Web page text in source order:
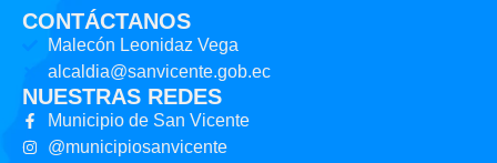
CONTÁCTANOS
Malecón Leonidaz Vega
alcaldia@sanvicente.gob.ec
NUESTRAS REDES
Municipio de San Vicente
@municipiosanvicente